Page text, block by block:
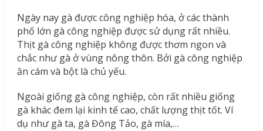
Ngày nay gà được công nghiệp hóa, ở các thành
phố lớn gà công nghiệp được sử dụng rất nhiều.
Thịt gà công nghiệp không được thơm ngon và
chắc như gà ở vùng nông thôn. Bởi gà công nghiệp
ăn cám và bột là chủ yếu.
Ngoài giống gà công nghiệp, còn rất nhiều giống
gà khác đem lại kinh tế cao, chất lượng thịt tốt. Ví
dụ như gà ta, gà Đông Tảo, gà mía,…